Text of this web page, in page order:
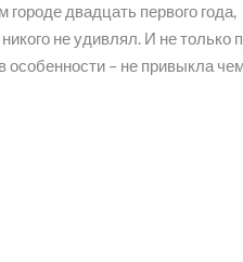
городе двадцать первого
не удивлял. И не только
особенности – не привыкла